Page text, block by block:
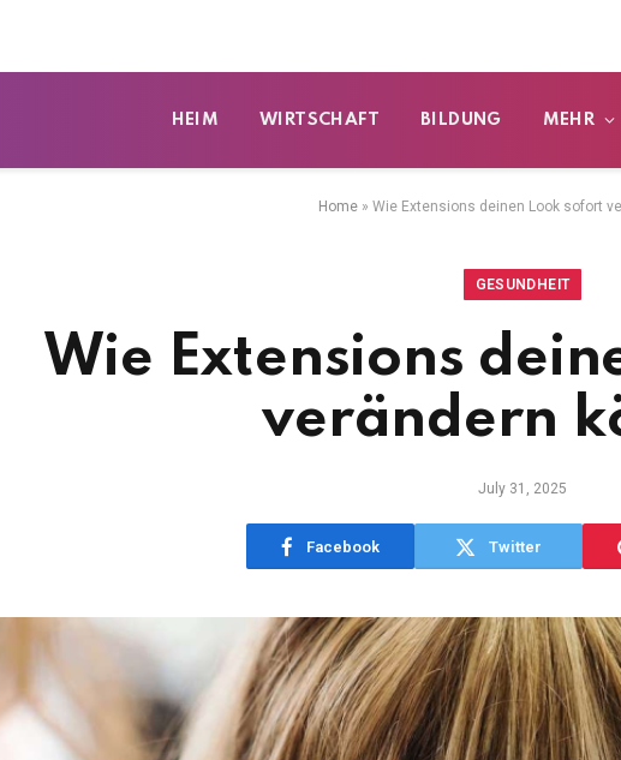
HEIM WIRTSCHAFT BILDUNG MEHR
Home » Wie Extensions deinen Look sofort
GESUNDHEIT
Wie Extensions
verändern
July 31, 2025
Facebook Twitter